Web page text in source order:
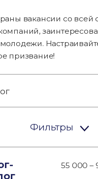
вакансии со всей
призвание!
Фильтры
55 000 –